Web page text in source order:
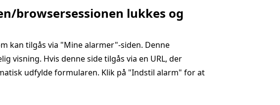
browsersessionen lukkes og
kan tilgås via "Mine alarmer"-siden. Denne
visning. Hvis denne side tilgås via en URL, der
udfylde formularen. Klik på "Indstil alarm" for at